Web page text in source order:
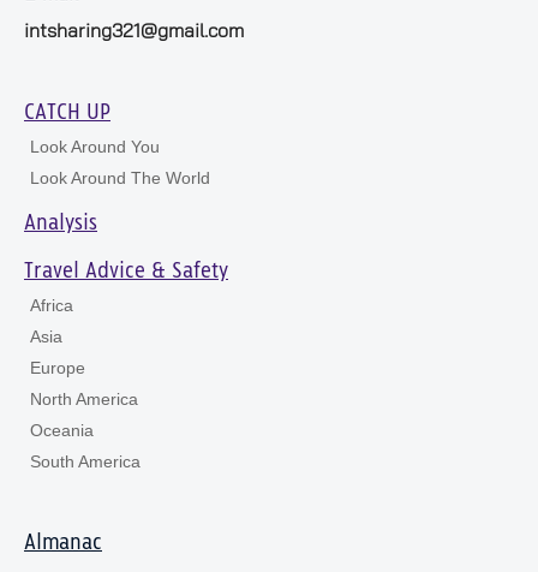
intsharing321@gmail.com
CATCH UP
Look Around You
Look Around The World
Analysis
Travel Advice & Safety
Africa
Asia
Europe
North America
Oceania
South America
Almanac